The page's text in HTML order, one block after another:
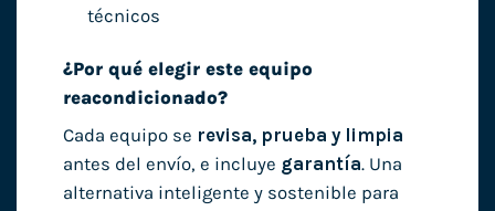
técnicos
¿Por qué elegir este equipo
reacondicionado?
Cada equipo se revisa, prueba y limpia
antes del envío, e incluye garantía. Una
alternativa inteligente y sostenible para